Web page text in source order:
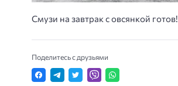
Смузи на завтрак с овсянкой готов!
Поделитесь с друзьями